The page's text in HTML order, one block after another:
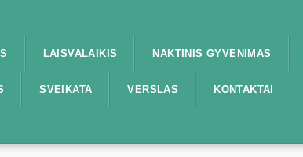
LAISVALAIKIS NAKTINIS GYVENIMAS
SVEIKATA VERSLAS KONTAKTAI